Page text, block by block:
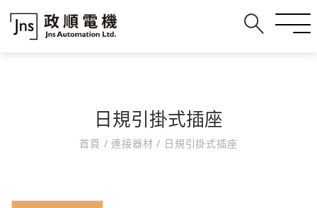
日規引掛式插座
首頁 / 連接器材/ 日規引掛式插座